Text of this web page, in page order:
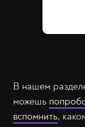
В нашем
можешь
вспомнить,